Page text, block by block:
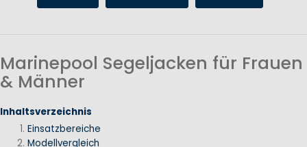
Marinepool Segeljacken für Frauen
& Männer
Inhaltsverzeichnis
Einsatzbereiche
Modellvergleich